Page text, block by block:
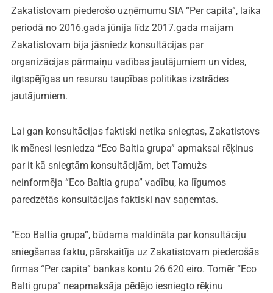
Zakatistovam piederošo uzņēmumu SIA “Per capita”, laika
periodā no 2016.gada jūnija līdz 2017.gada maijam
Zakatistovam bija jāsniedz konsultācijas par
organizācijas pārmaiņu vadības jautājumiem un vides,
ilgtspējīgas un resursu taupības politikas izstrādes
jautājumiem.
Lai gan konsultācijas faktiski netika sniegtas, Zakatistovs
ik mēnesi iesniedza “Eco Baltia grupa” apmaksai rēķinus
par it kā sniegtām konsultācijām, bet Tamužs
neinformēja “Eco Baltia grupa” vadību, ka līgumos
paredzētās konsultācijas faktiski nav saņemtas.
“Eco Baltia grupa”, būdama maldināta par konsultāciju
sniegšanas faktu, pārskaitīja uz Zakatistovam piederošās
firmas “Per capita” bankas kontu 26 620 eiro. Tomēr “Eco
Balti grupa” neapmaksāja pēdējo iesniegto rēķinu